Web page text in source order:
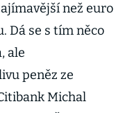
než euro
Dá se s tím něco
ale
peněz ze
Michal